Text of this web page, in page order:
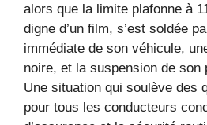
alors que la limite plafonne à
digne d’un film, s’est soldée
immédiate de son véhicule,
noire, et la suspension de son
Une situation qui soulève des
pour tous les conducteurs